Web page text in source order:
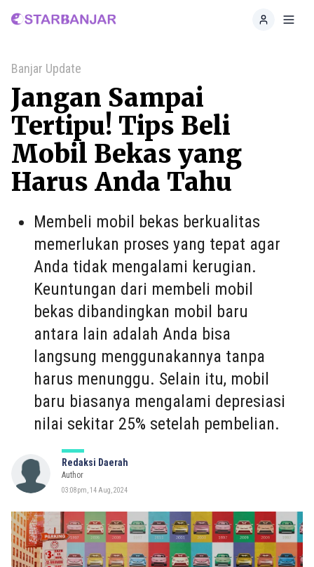
Home
Banjar Update
Jangan Sampai
Tertipu! Tips Beli
Mobil Bekas yang
Harus Anda Tahu
Membeli mobil bekas berkualitas
memerlukan proses yang tepat agar
Anda tidak mengalami kerugian.
Keuntungan dari membeli mobil
bekas dibandingkan mobil baru
antara lain adalah Anda bisa
langsung menggunakannya tanpa
harus menunggu. Selain itu, mobil
baru biasanya mengalami depresiasi
nilai sekitar 25% setelah pembelian.
Redaksi Daerah
Author
03:08pm, 14 Aug, 2024